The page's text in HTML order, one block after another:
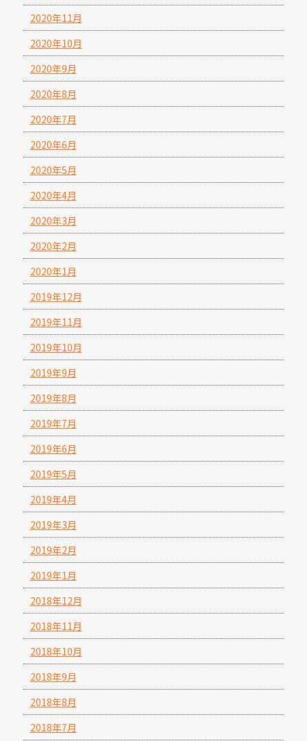
2020年11月
2020年10月
2020年9月
2020年8月
2020年7月
2020年6月
2020年5月
2020年4月
2020年3月
2020年2月
2020年1月
2019年12月
2019年11月
2019年10月
2019年9月
2019年8月
2019年7月
2019年6月
2019年5月
2019年4月
2019年3月
2019年2月
2019年1月
2018年12月
2018年11月
2018年10月
2018年9月
2018年8月
2018年7月